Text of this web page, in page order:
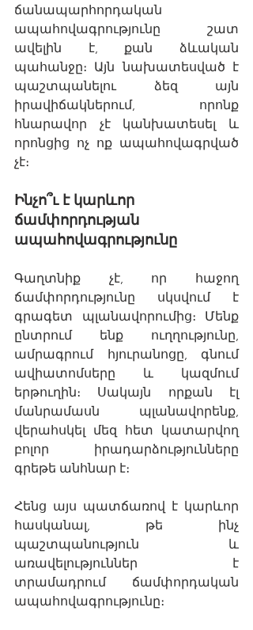
ճանապարհորդական
ապահովագրությունը շատ
ավելին է, քան ձևական
պահանջը։ Այն նախատեսված է
պաշտպանելու ձեզ այն
իրավիճակներում, որոնք
հնարավոր չէ կանխատեսել և
որոնցից ոչ ոք ապահովագրված
չէ։
Ինչո՞ւ է կարևոր
ճամփորդության
ապահովագրությունը
Գաղտնիք չէ, որ հաջող
ճամփորդությունը սկսվում է
գրագետ պլանավորումից։ Մենք
ընտրում ենք ուղղությունը,
ամրագրում հյուրանոցը, գնում
ավիատոմսերը և կազմում
երթուղին։ Սակայն որքան էլ
մանրամասն պլանավորենք,
վերահսկել մեզ հետ կատարվող
բոլոր իրադարձությունները
գրեթե անհնար է։
Հենց այս պատճառով է կարևոր
հասկանալ, թե ինչ
պաշտպանություն և
առավելություններ է
տրամադրում ճամփորդական
ապահովագրությունը։